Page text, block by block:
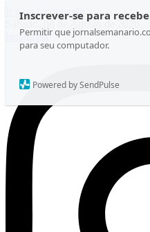
Inscrever-se para
Permitir que
para seu computador.
Powered by SendPulse
Ir para o conteúdo
Sábado, 08 de Agosto de 2026
Instagram